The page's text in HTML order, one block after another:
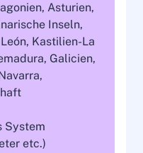
Asturien,
Inseln,
Kastilien-La
Galicien,
System
etc.)